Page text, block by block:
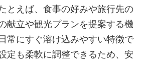
とえば、食事の好みや旅行先の
献立や観光プランを提案する機
常にすぐ溶け込みやすい特徴で
定も柔軟に調整できるため、安